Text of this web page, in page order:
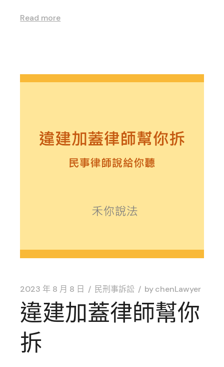
Read more
2023 年 8 月 8 日 民刑事訴訟 bychenLawyer
違建加蓋律師幫你
拆